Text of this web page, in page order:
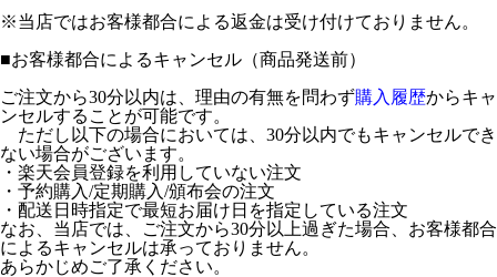
※当店ではお客様都合による返金は受け付けておりません。
■お客様都合によるキャンセル（商品発送前）
ご注文から30分以内は、理由の有無を問わず購入履歴からキャ
ンセルすることが可能です。
ただし以下の場合においては、30分以内でもキャンセルでき
ない場合がございます。
・楽天会員登録を利用していない注文
・予約購入/定期購入/頒布会の注文
・配送日時指定で最短お届け日を指定している注文
なお、当店では、ご注文から30分以上過ぎた場合、お客様都合
によるキャンセルは承っておりません。
あらかじめご了承ください。